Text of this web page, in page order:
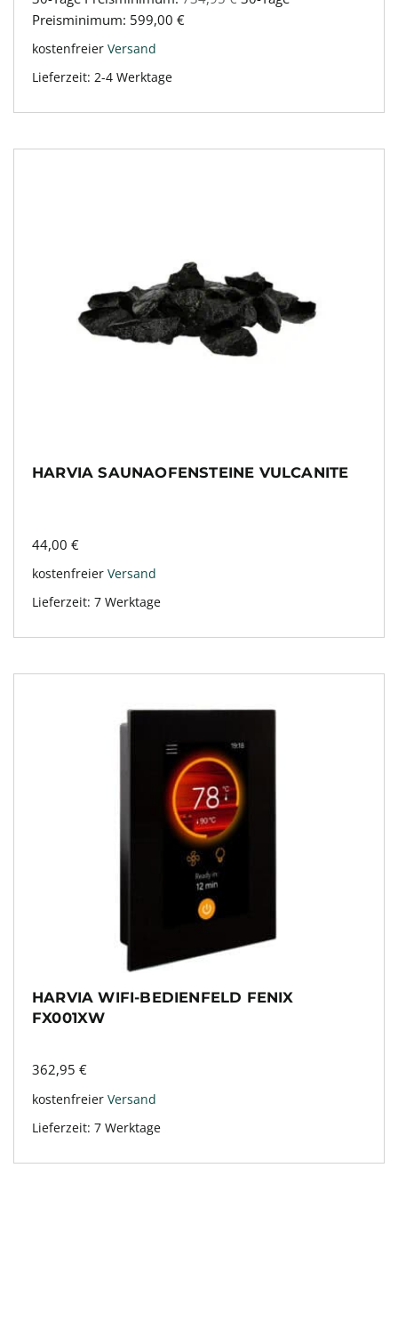
Preisminimum: 599,00 €
kostenfreier Versand
Lieferzeit: 2-4 Werktage
HARVIA SAUNAOFENSTEINE VULCANITE
44,00 €
kostenfreier Versand
Lieferzeit: 7 Werktage
HARVIA WIFI-BEDIENFELD FENIX
FX001XW
362,95 €
kostenfreier Versand
Lieferzeit: 7 Werktage